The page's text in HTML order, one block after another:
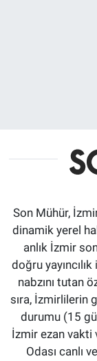
Son Mühür,
dinamik yerel
anlık İzmir
doğru
nabzını tutan
sıra, İzmirlilerin
durumu (15
İzmir ezan vakti
Odası canlı